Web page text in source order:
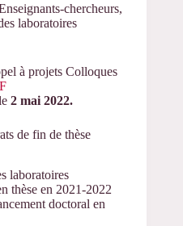
chercheurs,
laboratoires
à projets Colloques
2 mai 2022.
de fin de thèse
laboratoires
thèse en 2021-2022
doctoral en